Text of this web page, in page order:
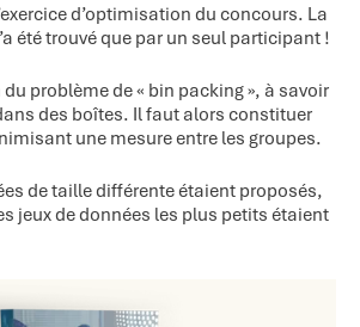
d’optimisation du concours. La
été trouvé que par un seul participant !
problème de « bin packing », à savoir
des boîtes. Il faut alors constituer
une mesure entre les groupes.
de taille différente étaient proposés,
jeux de données les plus petits étaient